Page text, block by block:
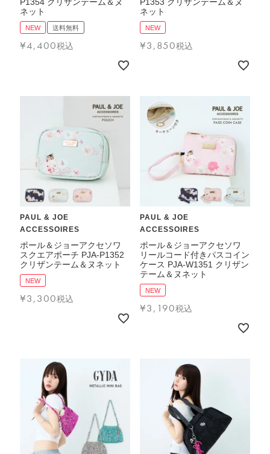
ネット
NEW 送料無料
¥4,400税込
ネット
NEW
¥3,850税込
PAUL & JOE
ACCESSOIRES
ポール＆ジョーアクセソワ
スクエアポーチ PJA-P1352
クリザンテーム＆ヌネット
NEW
¥3,300税込
PAUL & JOE
ACCESSOIRES
ポール＆ジョーアクセソワ
リールコード付きパスコイン
ケース PJA-W1351 クリザン
テーム＆ヌネット
NEW
¥3,190税込